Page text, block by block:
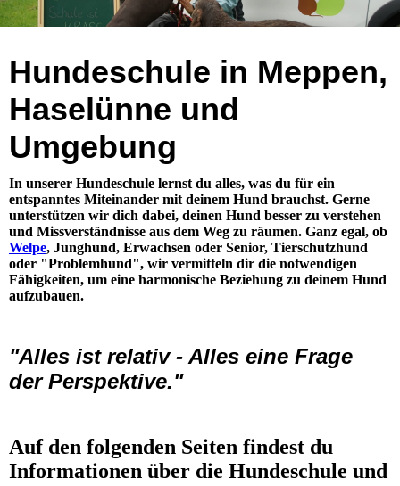
Hundeschule in Meppen,
Haselünne und
Umgebung
In unserer Hundeschule lernst du alles, was du für ein
entspanntes Miteinander mit deinem Hund brauchst. Gerne
unterstützen wir dich dabei, deinen Hund besser zu verstehen
und Missverständnisse aus dem Weg zu räumen. Ganz egal, ob
Welpe, Junghund, Erwachsen oder Senior, Tierschutzhund
oder "Problemhund", wir vermitteln dir die notwendigen
Fähigkeiten, um eine harmonische Beziehung zu deinem Hund
aufzubauen.
"Alles ist relativ - Alles eine Frage
der Perspektive."
Auf den folgenden Seiten findest du
Informationen über die Hundeschule und